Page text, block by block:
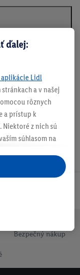
Bezpečný nákup
ďalej:
Lidl
a v našej
rôznych
a prístup k
z nich sú
súhlasom na
mimo nich. Ak
sa spracúvajú
do svojho
mailovej adresy,
v službách
vám